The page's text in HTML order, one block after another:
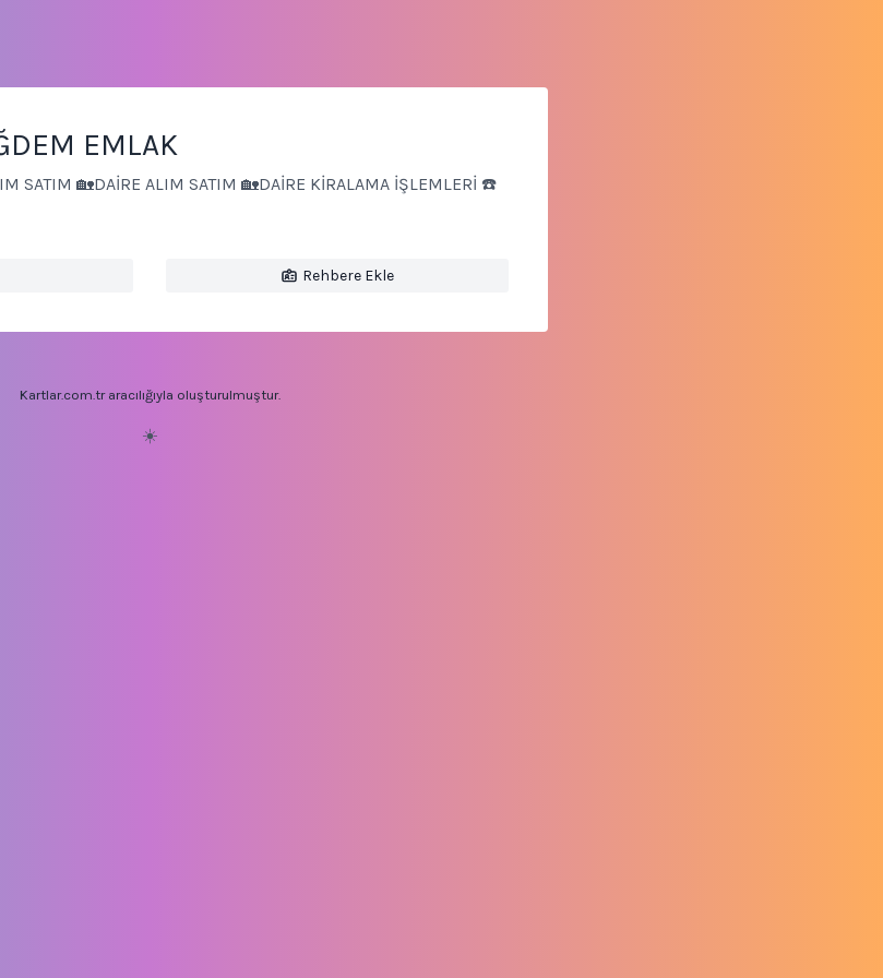
EMLAK
SATIM 🏡DAİRE ALIM SATIM 🏡DAİRE KİRALAMA İŞLEMLERİ ☎️
Rehbere Ekle
Kartlar.com.tr aracılığıyla oluşturulmuştur.
☀️